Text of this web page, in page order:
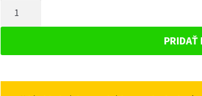
III
2015
III
PRIDAŤ